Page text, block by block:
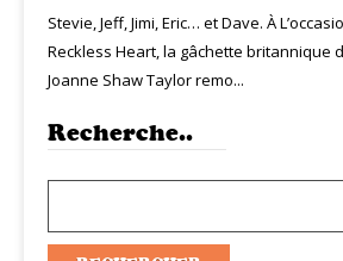
Stevie, Jeff, Jimi, Eric… et Dave. À
Reckless Heart, la gâchette britannique
Joanne Shaw Taylor remo...
Recherche..